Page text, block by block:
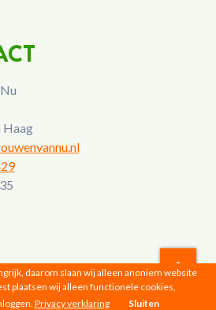
Haag
© 2026 |Privacyverklaring
daarom slaan wij alleen anoniem website
plaatsen wij alleen functionele cookies,
Privacy verklaring Sluiten